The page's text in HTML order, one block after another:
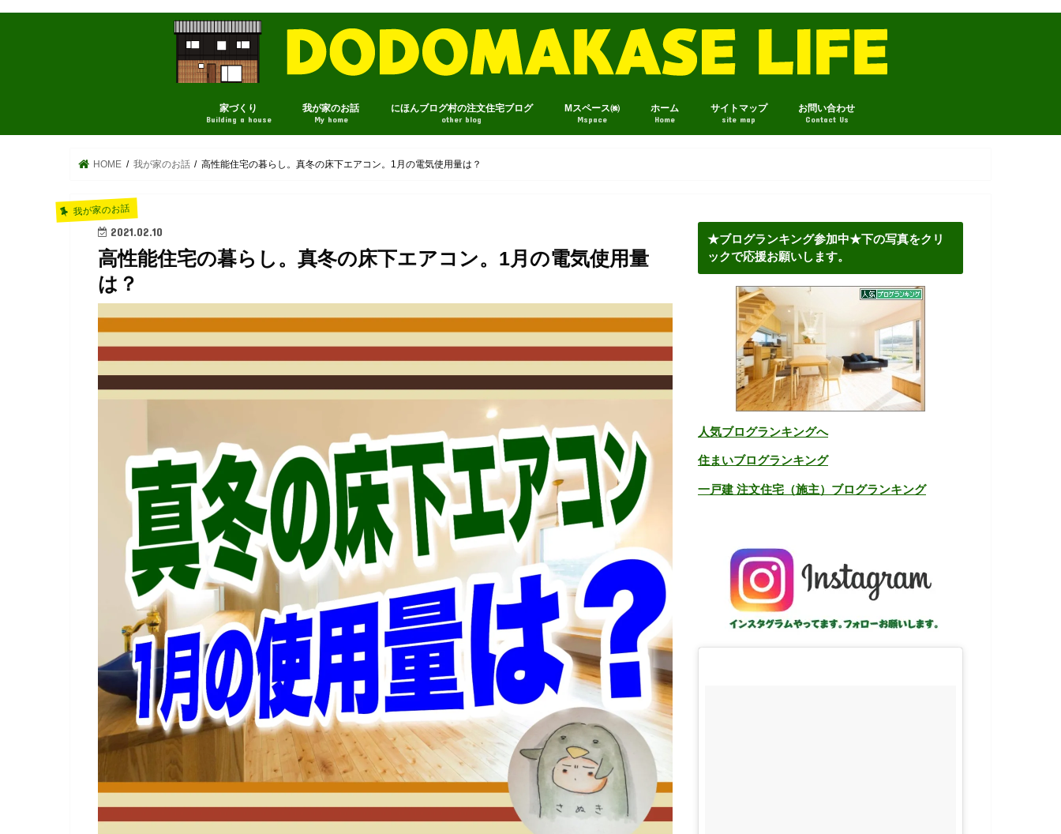
家づくり
Building a house
我が家のお話
My home
にほんブログ村の注文住宅ブログ
other blog
Mスペース㈱
Mspace
ホーム
Home
サイトマップ
site map
お問い合わせ
Contact Us
HOME 我が家のお話 高性能住宅の暮らし。真冬の床下エアコン。1月の電気使用量は？
我が家のお話
2021.02.10
高性能住宅の暮らし。真冬の床下エアコン。1月の電気使用量
は？
★ブログランキング参加中★下の写真をクリ
ックで応援お願いします。
人気ブログランキングへ
住まいブログランキング
一戸建 注文住宅（施主）ブログランキング